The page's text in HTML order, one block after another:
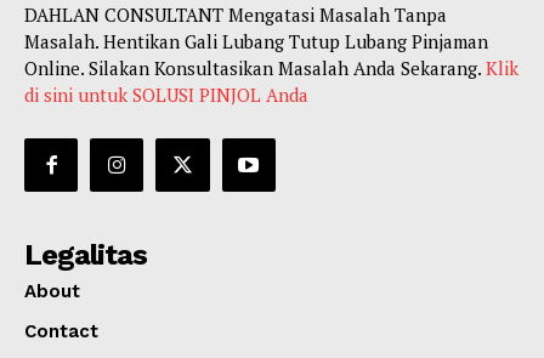
DAHLAN CONSULTANT Mengatasi Masalah Tanpa
Masalah. Hentikan Gali Lubang Tutup Lubang Pinjaman
Online. Silakan Konsultasikan Masalah Anda Sekarang. Klik
di sini untuk SOLUSI PINJOL Anda
Legalitas
About
Contact